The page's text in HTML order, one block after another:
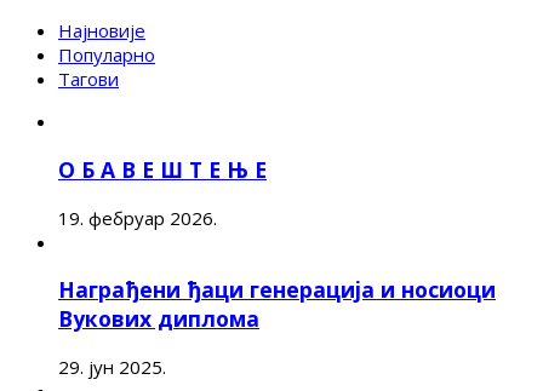
Најновије
Популарно
Тагови
О Б А В Е Ш Т Е Њ Е
19. фебруар 2026.
Награђени ђаци генерација и носиоци
Вукових диплома
29. јун 2025.